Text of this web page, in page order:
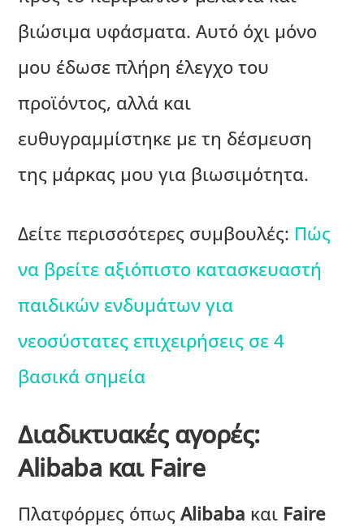
βιώσιμα υφάσματα. Αυτό όχι μόνο
μου έδωσε πλήρη έλεγχο του
προϊόντος, αλλά και
ευθυγραμμίστηκε με τη δέσμευση
της μάρκας μου για βιωσιμότητα.
Δείτε περισσότερες συμβουλές: Πώς
να βρείτε αξιόπιστο κατασκευαστή
παιδικών ενδυμάτων για
νεοσύστατες επιχειρήσεις σε 4
βασικά σημεία
Διαδικτυακές αγορές:
Alibaba και Faire
Πλατφόρμες όπωςAlibaba και Faire